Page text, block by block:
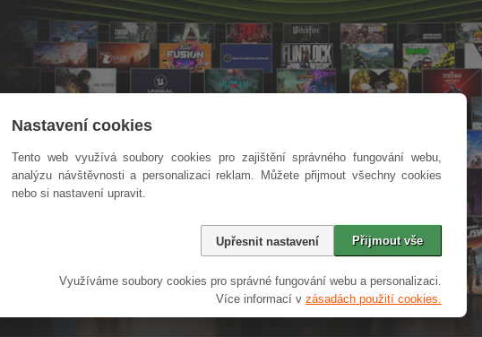
Nastavení cookies
Tento web využívá soubory cookies pro zajištění správného fungování webu,
analýzu návštěvnosti a personalizaci reklam. Můžete přijmout všechny cookies
nebo si nastavení upravit.
Přijmout vše
Upřesnit nastavení
Využíváme soubory cookies pro správné fungování webu a personalizaci.
Více informací v zásadách použití cookies.